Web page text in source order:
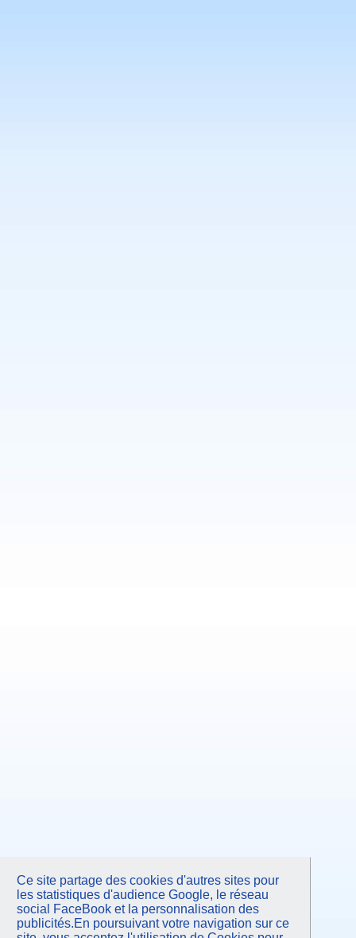
Ce site partage des cookies d'autres sites pour
les statistiques d'audience Google, le réseau
social FaceBook et la personnalisation des
publicités.En poursuivant votre navigation sur ce